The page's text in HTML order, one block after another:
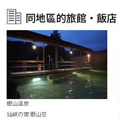
同地區的旅館・飯店
銀山溫泉
仙峡の宿 銀山荘